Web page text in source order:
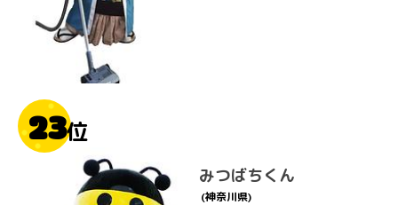
23位
みつばちくん
(神奈川県)